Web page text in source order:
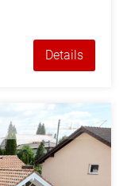
Details